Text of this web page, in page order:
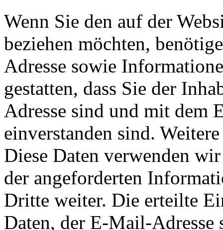
Wenn Sie den auf der
beziehen möchten,
Adresse sowie
gestatten, dass Sie der
Adresse sind und mit dem
einverstanden sind.
Diese Daten verwenden
der angeforderten
Dritte weiter. Die erteilte
Daten, der E-Mail-Adresse